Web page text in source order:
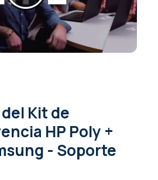
del Kit de
HP Poly +
- Soporte